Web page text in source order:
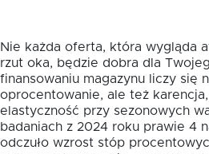
Nie każda oferta, która wygląda
rzut oka, będzie dobra dla
finansowaniu magazynu liczy się
oprocentowanie, ale też
elastyczność przy sezonowych
badaniach z 2024 roku prawie 4
odczuło wzrost stóp